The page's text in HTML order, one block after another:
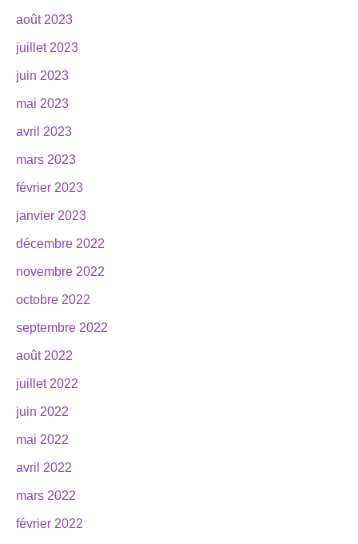
août 2023
juillet 2023
juin 2023
mai 2023
avril 2023
mars 2023
février 2023
janvier 2023
décembre 2022
novembre 2022
octobre 2022
septembre 2022
août 2022
juillet 2022
juin 2022
mai 2022
avril 2022
mars 2022
février 2022